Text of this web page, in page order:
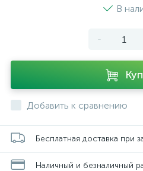
В
-
Добавить к сравнению
Бесплатная доставка при
Наличный и безналичный